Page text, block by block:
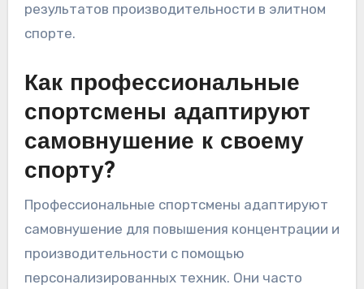
результатов производительности в элитном
спорте.
Как профессиональные
спортсмены адаптируют
самовнушение к своему
спорту?
Профессиональные спортсмены адаптируют
самовнушение для повышения концентрации и
производительности с помощью
персонализированных техник. Они часто